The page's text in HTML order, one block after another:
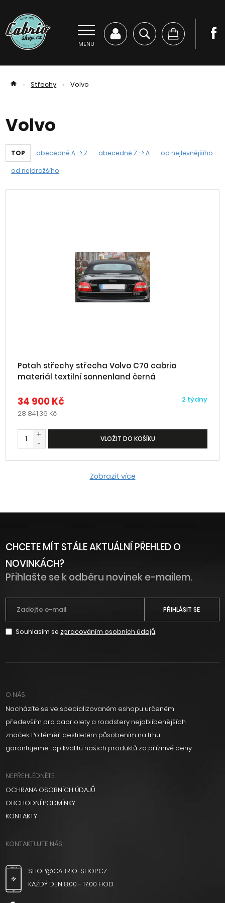
MENU
> Střechy > Volvo
Volvo
TOP abecedně A -> Z abecedně Z -> A od nejlevnějšího
od nejdražšího
Potah střechy střecha Volvo C70 cabrio
materiál textilní sonnenland černá
34 900 Kč
28 841,36 Kč
2 týdny
+
-
VLOŽIT DO KOŠÍKU
Zobrazit více
CHCETE MÍT STÁLE AKTUÁLNÍ PŘEHLED O
NOVINKÁCH?
Přihlašte se k odběru novinek e-mailem.
PŘIHLÁSIT SE
Souhlasím se zpracováním osobních údajů.
O NÁS
Nacházíte se ve specializovaném eshopu určeném
především pro cabriolety a roadstery nejoblíbenějších
značek. Po téměř destiletém působením na trhu
garantujeme top kvalitu našich produktů za příznivé ceny.
NEPŘEHLÉDNĚTE
OCHRANA OSOBNÍCH ÚDAJŮ
OBCHODNÍ PODMÍNKY
KONTAKTY
KONTAKTUJTE NÁS
SHOP@CABRIO-SHOP.CZ
KAŽDÝ DEN 8:00 - 17:00 HOD.